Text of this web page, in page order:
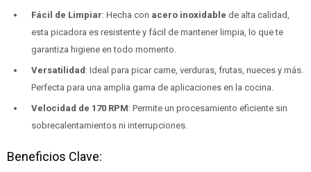
Fácil de Limpiar: Hecha con acero inoxidable de alta calidad,
esta picadora es resistente y fácil de mantener limpia, lo que te
garantiza higiene en todo momento.
Versatilidad: Ideal para picar carne, verduras, frutas, nueces y más.
Perfecta para una amplia gama de aplicaciones en la cocina.
Velocidad de 170 RPM: Permite un procesamiento eficiente sin
sobrecalentamientos ni interrupciones.
Beneficios Clave: